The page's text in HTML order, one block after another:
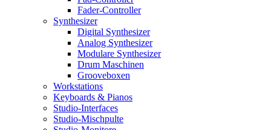
Fader-Controller
Synthesizer
Digital Synthesizer
Analog Synthesizer
Modulare Synthesizer
Drum Maschinen
Grooveboxen
Workstations
Keyboards & Pianos
Studio-Interfaces
Studio-Mischpulte